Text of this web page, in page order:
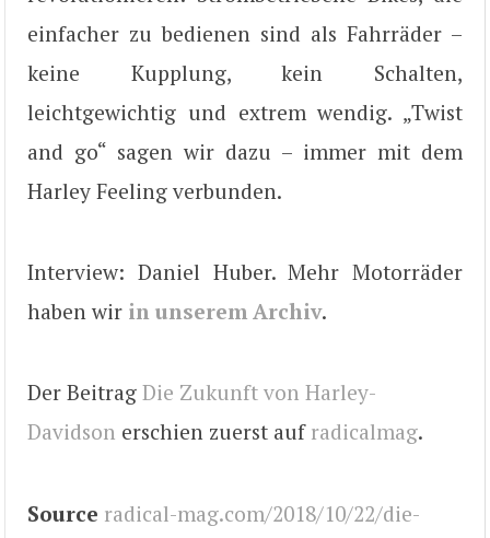
einfacher zu bedienen sind als Fahrräder –
keine Kupplung, kein Schalten,
leichtgewichtig und extrem wendig. „Twist
and go“ sagen wir dazu – immer mit dem
Harley Feeling verbunden.
Interview: Daniel Huber. Mehr Motorräder
haben wir in unserem Archiv.
Der Beitrag Die Zukunft von Harley-
Davidson erschien zuerst auf radicalmag.
Source radical-mag.com/2018/10/22/die-